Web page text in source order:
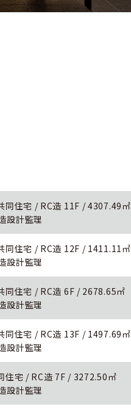
同住宅 / RC造 11F / 4307.49㎡
設計監理
同住宅 / RC造 12F / 1411.11㎡
設計監理
同住宅 / RC造 6F / 2678.65㎡
設計監理
同住宅 / RC造 13F / 1497.69㎡
設計監理
住宅 / RC造 7F / 3272.50㎡
設計監理